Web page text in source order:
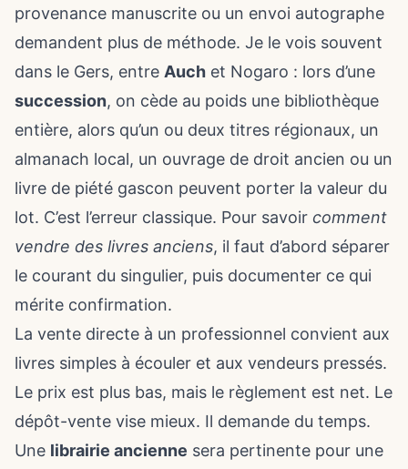
provenance manuscrite ou un envoi autographe
demandent plus de méthode. Je le vois souvent
dans le Gers, entre Auch et Nogaro : lors d’une
succession, on cède au poids une bibliothèque
entière, alors qu’un ou deux titres régionaux, un
almanach local, un ouvrage de droit ancien ou un
livre de piété gascon peuvent porter la valeur du
lot. C’est l’erreur classique. Pour savoir comment
vendre des livres anciens, il faut d’abord séparer
le courant du singulier, puis documenter ce qui
mérite confirmation.
La vente directe à un professionnel convient aux
livres simples à écouler et aux vendeurs pressés.
Le prix est plus bas, mais le règlement est net. Le
dépôt-vente vise mieux. Il demande du temps.
Une librairie ancienne sera pertinente pour une